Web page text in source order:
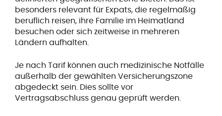
besonders relevant für Expats, die regelmäßig
beruflich reisen, ihre Familie im Heimatland
besuchen oder sich zeitweise in mehreren
Ländern aufhalten.
Je nach Tarif können auch medizinische Notfälle
außerhalb der gewählten Versicherungszone
abgedeckt sein. Dies sollte vor
Vertragsabschluss genau geprüft werden.